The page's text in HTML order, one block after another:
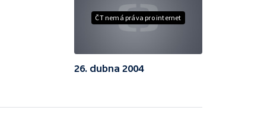
ČT nemá práva pro internet
26. dubna 2004